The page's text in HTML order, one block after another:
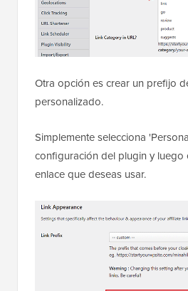
Otra opción es crear un prefijo
personalizado.
Simplemente selecciona
configuración del plugin y
enlace que deseas usar.